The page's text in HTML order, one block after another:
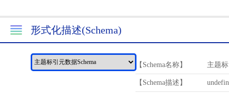
形式化描述(Schema)
【Schema名称】 主题
【Schema描述】